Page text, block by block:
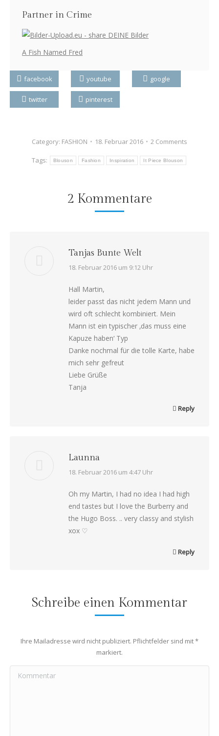
Partner in Crime
A Fish Named Fred
facebook youtube google
twitter pinterest
Category: FASHION 18. Februar 2016 2 Comments
Tags: Blouson Fashion Inspiration It Piece Blouson
2 Kommentare
Tanjas Bunte Welt
says:
18. Februar 2016 um 9:12 Uhr
Hall Martin,
leider passt das nicht jedem Mann und
wird oft schlecht kombiniert. Mein
Mann ist ein typischer ‚das muss eine
Kapuze haben‘ Typ
Danke nochmal für die tolle Karte, habe
mich sehr gefreut
Liebe Grüße
Tanja
Reply
Launna
says:
18. Februar 2016 um 4:47 Uhr
Oh my Martin, I had no idea I had high
end tastes but I love the Burberry and
the Hugo Boss. .. very classy and stylish
xox ♡
Reply
Schreibe einen Kommentar
Ihre Mailadresse wird nicht publiziert. Pflichtfelder sind mit*
markiert.
Kommentar